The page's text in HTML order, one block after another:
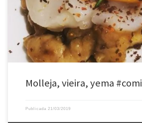
Molleja, vieira, yema
Publicada 21/03/2019